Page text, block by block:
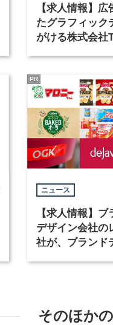
【求人情報】
たグラフィック
がける株式会社
ニュース
【求人情報】
デザイン会社の
社が、ブランド
PR
そのほか